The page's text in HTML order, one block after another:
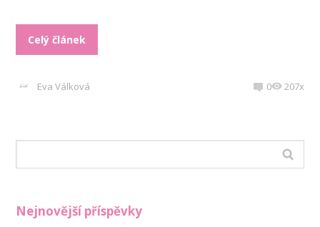
Celý článek
Eva Válková 0 207x
Nejnovější příspěvky